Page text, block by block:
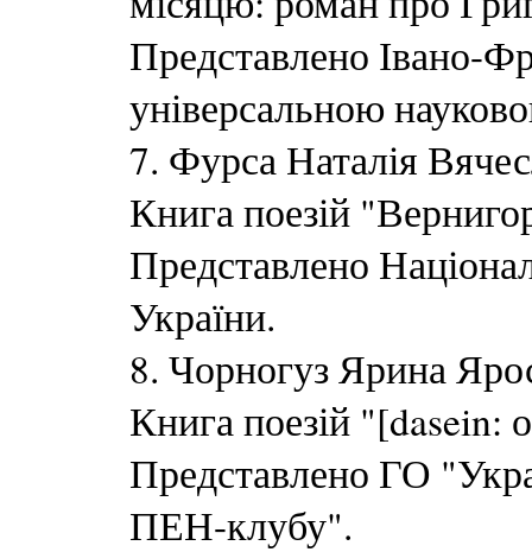
Представлено Івано-
універсальною
7. Фурса Наталія
Книга поезій
Представлено
України.
8. Чорногуз Ярина
Книга поезій "[dasein:
Представлено ГО
ПЕН-клубу".